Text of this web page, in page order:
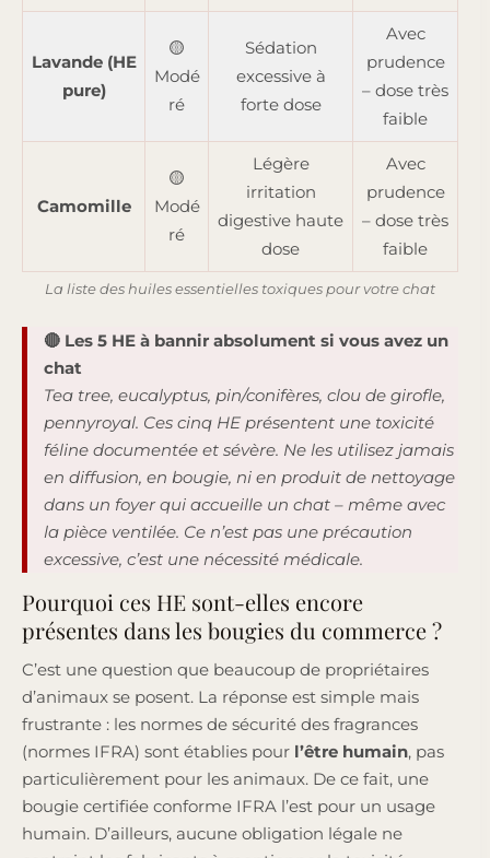
Lavande (HE
pure)
🟡
Modé
ré
Sédation
excessive à
forte dose
Avec
prudence
– dose très
faible
Camomille
🟡
Modé
ré
Légère
irritation
digestive haute
dose
Avec
prudence
– dose très
faible
La liste des huiles essentielles toxiques pour votre chat
🔴 Les 5 HE à bannir absolument si vous avez un
chat
Tea tree, eucalyptus, pin/conifères, clou de girofle,
pennyroyal. Ces cinq HE présentent une toxicité
féline documentée et sévère. Ne les utilisez jamais
en diffusion, en bougie, ni en produit de nettoyage
dans un foyer qui accueille un chat – même avec
la pièce ventilée. Ce n’est pas une précaution
excessive, c’est une nécessité médicale.
Pourquoi ces HE sont-elles encore
présentes dans les bougies du commerce ?
C’est une question que beaucoup de propriétaires
d’animaux se posent. La réponse est simple mais
frustrante : les normes de sécurité des fragrances
(normes IFRA) sont établies pour l’être humain, pas
particulièrement pour les animaux. De ce fait, une
bougie certifiée conforme IFRA l’est pour un usage
humain. D’ailleurs, aucune obligation légale ne